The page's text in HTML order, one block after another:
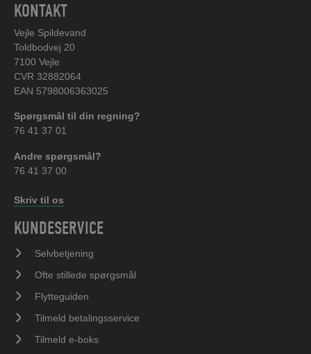
KONTAKT
Vejle Spildevand
Toldbodvej 20
7100 Vejle
CVR 32882064
EAN 5798006363025
Spørgsmål til din regning?
76 41 37 01
Andre spørgsmål?
76 41 37 00
Skriv til os
KUNDESERVICE
Selvbetjening
Ofte stillede spørgsmål
Flytteguiden
Tilmeld betalingsservice
Tilmeld e-boks